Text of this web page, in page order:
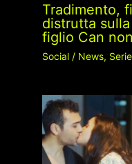
Tradimento,
distrutta
figlio Can
Social/ News,